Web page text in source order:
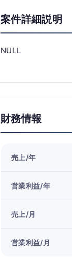
案件詳細説明
NULL
財務情報
売上/年
営業利益/年
売上/月
営業利益/月